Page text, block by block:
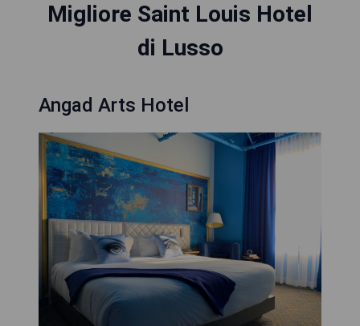
Migliore Saint Louis Hotel
di Lusso
Angad Arts Hotel